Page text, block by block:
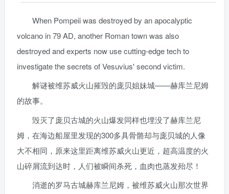
When Pompeii was destroyed by an apocalyptic
volcano in 79 AD, another Roman town was also
destroyed and experts now use cutting-edge tech to
investigate the secrets of Vesuvius' second victim.
解谜被维苏威火山摧毁的庞贝姐妹城——赫库兰尼姆
的故事。
毁灭了庞贝古城的火山爆发同样也埋没了赫库兰尼
姆，在海边船屋里发现的300多具骨骼却与庞贝城的人像
大不相同，原来这里距离维苏威火山更近，超高温度的火
山碎屑流到达时，人们被瞬间杀死，血肉也蒸发殆尽！
消逝的罗马古城赫库兰尼姆，被维苏威火山那次世界